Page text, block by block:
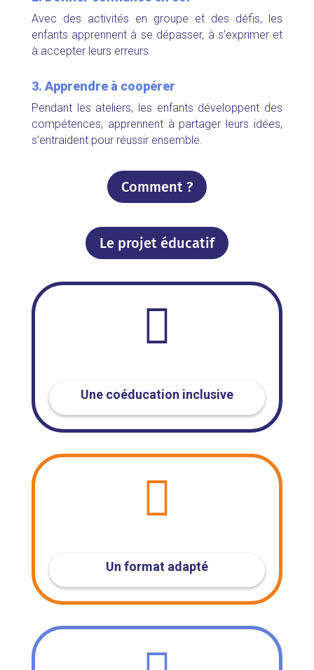
Avec des activités en groupe et des défis, l es
enfants apprennent à se dépasser, à s’exprimer et
à accepter leurs erreurs.
3. Apprendre à coopérer
Pendant les ateliers, les enfants développent des
compétences, apprennent à partager leurs idées,
s’entraident pour réussir ensemble.
Comment ?
Le projet éducatif

Une coéducation inclusive

Un format adapté